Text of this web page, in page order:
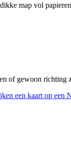
map vol
of gewoon richting